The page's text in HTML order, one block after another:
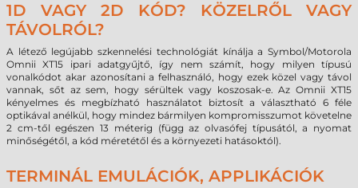
1D VAGY 2D KÓD? KÖZELRŐL VAGY
TÁVOLRÓL?
A létező legújabb szkennelési technológiát kínálja a Symbol/Motorola
Omnii XT15 ipari adatgyűjtő, így nem számít, hogy milyen típusú
vonalkódot akar azonosítani a felhasználó, hogy ezek közel vagy távol
vannak, sőt az sem, hogy sérültek vagy koszosak-e. Az Omnii XT15
kényelmes és megbízható használatot biztosít a választható 6 féle
optikával anélkül, hogy mindez bármilyen kompromisszumot követelne
2 cm-től egészen 13 méterig (függ az olvasófej típusától, a nyomat
minőségétől, a kód méretétől és a környezeti hatásoktól).
TERMINÁL EMULÁCIÓK, APPLIKÁCIÓK